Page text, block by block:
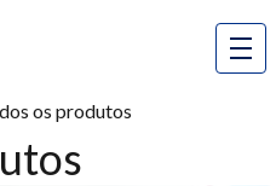
os produtos